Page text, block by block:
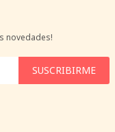
novedades!
SUSCRIBIRME